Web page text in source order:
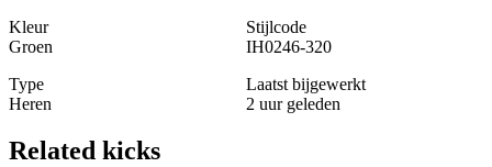
Kleur
Groen
Stijlcode
IH0246-320
Type
Heren
Laatst bijgewerkt
2 uur geleden
Related kicks